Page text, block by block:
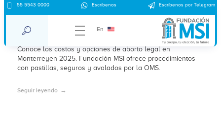
55 5543 0000 Escríbenos Escríbenos por Telegram
En
¿Cuánto cuesta un aborto en Monterrey
en 2025?
Conoce los costos y opciones de aborto legal en
Monterreyen 2025. Fundación MSI ofrece procedimientos
con pastillas, seguros y avalados por la OMS.
Seguir leyendo